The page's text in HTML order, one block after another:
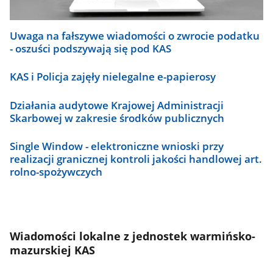
Uwaga na fałszywe wiadomości o zwrocie podatku
- oszuści podszywają się pod KAS
KAS i Policja zajęły nielegalne e-papierosy
Działania audytowe Krajowej Administracji
Skarbowej w zakresie środków publicznych
Single Window - elektroniczne wnioski przy
realizacji granicznej kontroli jakości handlowej art.
rolno-spożywczych
Wiadomości lokalne z jednostek warmińsko-
mazurskiej KAS